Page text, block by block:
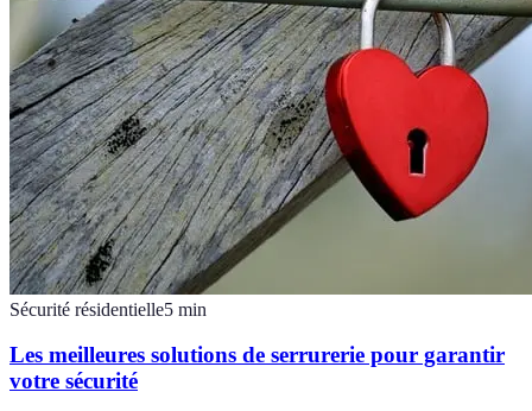
Sécurité résidentielle5 min
Les meilleures solutions de serrurerie pour garantir
votre sécurité